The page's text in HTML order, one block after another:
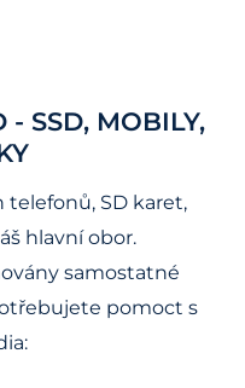
SSD, MOBILY,
telefonů, SD karet,
hlavní obor.
samostatné
pomoct s